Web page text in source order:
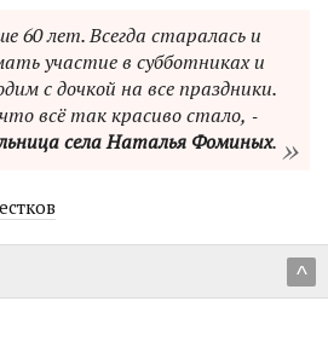
60 лет. Всегда старалась и
участие в субботниках и
с дочкой на все праздники.
всё так красиво стало, ‑
села Наталья Фоминых.
^